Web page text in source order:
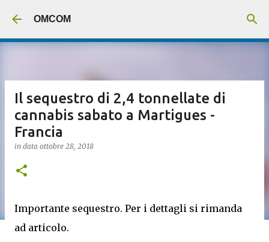
OMCOM
Il sequestro di 2,4 tonnellate di
cannabis sabato a Martigues -
Francia
in data ottobre 28, 2018
Importante sequestro. Per i dettagli si rimanda
ad articolo.